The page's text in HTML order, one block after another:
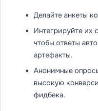
Делайте анкеты
Интегрируйте их
чтобы ответы
артефакты.
Анонимные
высокую
фидбека.